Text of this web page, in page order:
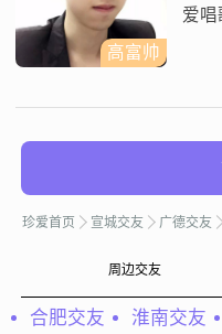
高富帅
爱唱
珍爱首页 宣城交友 广德交友
周边交友
合肥交友 淮南交友